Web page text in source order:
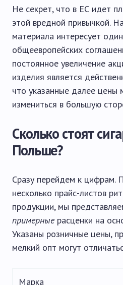
Не секрет, что в ЕС идет
этой вредной привычкой.
материала интересует
общеевропейских
постоянное увеличение
изделия является
что указанные далее цены
измениться в большую
Сколько стоят
Польше?
Сразу перейдем к цифрам.
несколько прайс-листов
продукции, мы
примерныерасценки на
Указаны розничные цены,
мелкий опт могут
Марка